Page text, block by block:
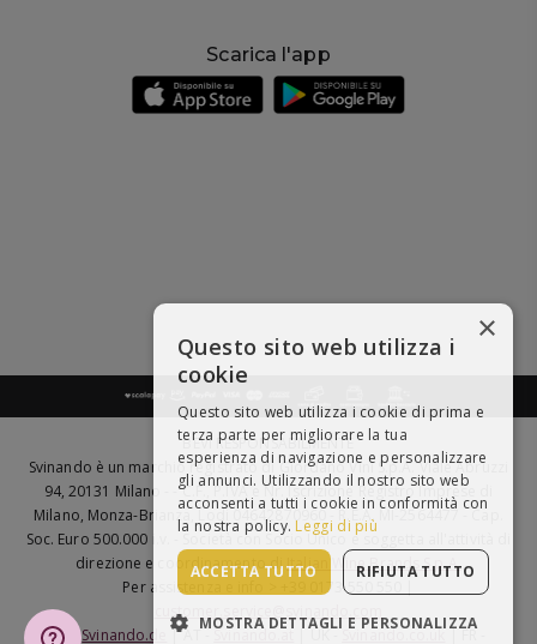
Scarica l'app
BEVI RESPONSABILMENTE
Svinando è un marchio registrato di Giordano Vini S.p.A. Viale Abruzzi
94, 20131 Milano - - C.F., P.IVA e Nr. Iscrizione Registro Imprese di
Milano, Monza-Brianza, Lodi 04642870960 - R.E.A. MI-2564477 - Cap.
Soc. Euro 500.000 i.v. - Società con Socio Unico e soggetta all'attività di
direzione e coordinamento diItalian Wine Brands S.p.A.
Per assistenza e info > +39 0173 550 550 |
customer.service@svinando.com
DE -Svinando.de | AT -Svinando.at | UK - Svinando.co.uk| FR -
×
Questo sito web utilizza i
cookie
Questo sito web utilizza i cookie di prima e
terza parte per migliorare la tua
esperienza di navigazione e personalizzare
gli annunci. Utilizzando il nostro sito web
acconsenti a tutti i cookie in conformità con
la nostra policy. Leggi di più
ACCETTA TUTTO RIFIUTA TUTTO
MOSTRA DETTAGLI E PERSONALIZZA